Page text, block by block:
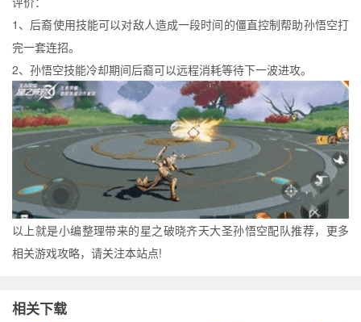
1、后裔使用技能可以对敌人造成一段时间的僵直控制帮助孙悟空打
完一套连招。
2、孙悟空技能冷却期间后裔可以远程消耗等待下一波进攻。
以上就是小编整理带来的星之破晓齐天大圣孙悟空配队推荐，更多
相关游戏攻略，请关注本站点!
相关下载